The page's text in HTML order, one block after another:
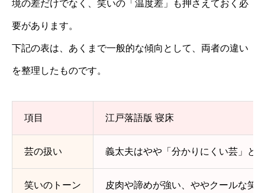
境の差だけでなく、笑いの「温度差」も押さえておく必
要があります。
下記の表は、あくまで一般的な傾向として、両者の違い
を整理したものです。
項目 江戸落語版 寝床
芸の扱い 義太夫はやや「分かりにくい芸」と
笑いのトーン 皮肉や諦めが強い、ややクールな笑